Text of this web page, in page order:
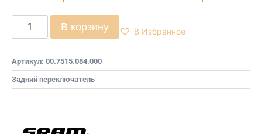
В корзину В Избранное
Артикул: 00.7515.084.000
Задний переключатель